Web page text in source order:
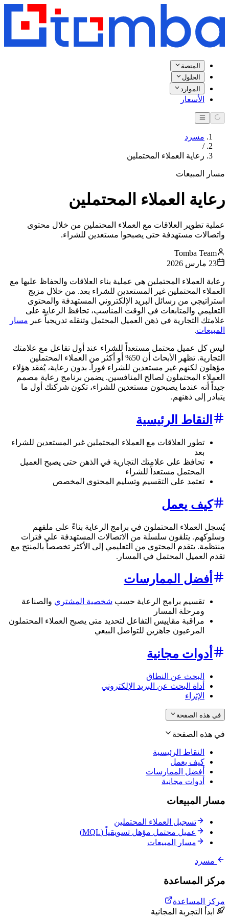
المنصة
الحلول
الموارد
الأسعار
مسرد
/
رعاية العملاء المحتملين
مسار المبيعات
رعاية العملاء المحتملين
عملية تطوير العلاقات مع العملاء المحتملين من خلال محتوى
واتصالات مستهدفة حتى يصبحوا مستعدين للشراء.
Tomba Team
23 مارس 2026
رعاية العملاء المحتملين هي عملية بناء العلاقات والحفاظ عليها مع
العملاء المحتملين غير المستعدين للشراء بعد. من خلال مزيج
استراتيجي من رسائل البريد الإلكتروني المستهدفة والمحتوى
التعليمي والمتابعات في الوقت المناسب، تحافظ الرعاية على
علامتك التجارية في ذهن العميل المحتمل وتنقله تدريجياً عبر مسار
المبيعات.
ليس كل عميل محتمل مستعداً للشراء عند أول تفاعل مع علامتك
التجارية. تظهر الأبحاث أن 50% أو أكثر من العملاء المحتملين
مؤهلون لكنهم غير مستعدين للشراء فوراً. بدون رعاية، يُفقد هؤلاء
العملاء المحتملون لصالح المنافسين. يضمن برنامج رعاية مصمم
جيداً أنه عندما يصبحون مستعدين للشراء، تكون شركتك أول ما
يتبادر إلى ذهنهم.
النقاط الرئيسية
تطور العلاقات مع العملاء المحتملين غير المستعدين للشراء
بعد
تحافظ على علامتك التجارية في الذهن حتى يصبح العميل
المحتمل مستعداً للشراء
تعتمد على التقسيم وتسليم المحتوى المخصص
كيف يعمل
يُسجل العملاء المحتملون في برامج الرعاية بناءً على ملفهم
وسلوكهم. يتلقون سلسلة من الاتصالات المستهدفة على فترات
منتظمة. يتقدم المحتوى من التعليمي إلى الأكثر تخصصاً بالمنتج مع
تقدم العميل المحتمل في المسار.
أفضل الممارسات
تقسيم برامج الرعاية حسب شخصية المشتري والصناعة
ومرحلة المسار
مراقبة مقاييس التفاعل لتحديد متى يصبح العملاء المحتملون
المرعيون جاهزين للتواصل البيعي
أدوات مجانية
البحث عن النطاق
أداة البحث عن البريد الإلكتروني
الإثراء
في هذه الصفحة
في هذه الصفحة
النقاط الرئيسية
كيف يعمل
أفضل الممارسات
أدوات مجانية
مسار المبيعات
تسجيل العملاء المحتملين
عميل محتمل مؤهل تسويقياً (MQL)
مسار المبيعات
مسرد
مركز المساعدة
مركز المساعدة
ابدأ التجربة المجانية